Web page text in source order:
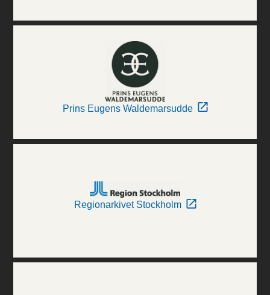
Prins Eugens Waldemarsudde
Regionarkivet Stockholm